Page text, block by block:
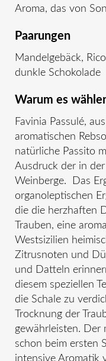
Aroma, das von
Paarungen
Mandelgebäck,
dunkle Schokolade
Warum es
Favinia Passulé,
aromatischen
natürliche Passito
Ausdruck der in
Weinberge. Das
organoleptischen
die die herzhaften
Trauben, eine
Westsizilien
Zitrusnoten und
und Datteln
diesem speziellen
die Schale zu
Trocknung der
gewährleisten. Der
schon beim ersten
intensive Aromatik